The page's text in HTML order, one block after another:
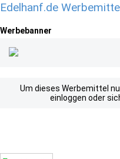
Edelhanf.de
Werbebanner
Um dieses Werbemittel
einloggen oder